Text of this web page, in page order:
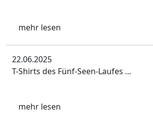
mehr lesen
22.06.2025
T-Shirts des Fünf-Seen-Laufes ...
mehr lesen